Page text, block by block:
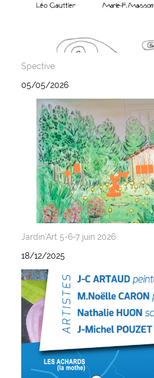
Spective
05/05/2026
Jardin'Art 5-6-7 juin 2026
18/12/2025